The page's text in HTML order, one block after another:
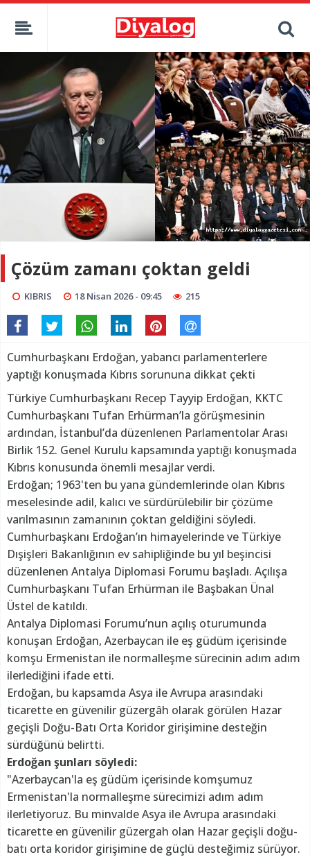
Çözüm zamanı çoktan geldi
KIBRIS 18 Nisan 2026 - 09:45 215
Cumhurbaşkanı Erdoğan, yabancı parlamenterlere
yaptığı konuşmada Kıbrıs sorununa dikkat çekti
Türkiye Cumhurbaşkanı Recep Tayyip Erdoğan, KKTC
Cumhurbaşkanı Tufan Erhürman’la görüşmesinin
ardından, İstanbul’da düzenlenen Parlamentolar Arası
Birlik 152. Genel Kurulu kapsamında yaptığı konuşmada
Kıbrıs konusunda önemli mesajlar verdi.
Erdoğan; 1963'ten bu yana gündemlerinde olan Kıbrıs
meselesinde adil, kalıcı ve sürdürülebilir bir çözüme
varılmasının zamanının çoktan geldiğini söyledi.
Cumhurbaşkanı Erdoğan’ın himayelerinde ve Türkiye
Dışişleri Bakanlığının ev sahipliğinde bu yıl beşincisi
düzenlenen Antalya Diplomasi Forumu başladı. Açılışa
Cumhurbaşkanı Tufan Erhürman ile Başbakan Ünal
Üstel de katıldı.
Antalya Diplomasi Forumu’nun açılış oturumunda
konuşan Erdoğan, Azerbaycan ile eş güdüm içerisinde
komşu Ermenistan ile normalleşme sürecinin adım adım
ilerlediğini ifade etti.
Erdoğan, bu kapsamda Asya ile Avrupa arasındaki
ticarette en güvenilir güzergâh olarak görülen Hazar
geçişli Doğu-Batı Orta Koridor girişimine desteğin
sürdüğünü belirtti.
Erdoğan şunları söyledi:
"Azerbaycan'la eş güdüm içerisinde komşumuz
Ermenistan'la normalleşme sürecimizi adım adım
ilerletiyoruz. Bu minvalde Asya ile Avrupa arasındaki
ticarette en güvenilir güzergah olan Hazar geçişli doğu-
batı orta koridor girişimine de güçlü desteğimiz sürüyor.